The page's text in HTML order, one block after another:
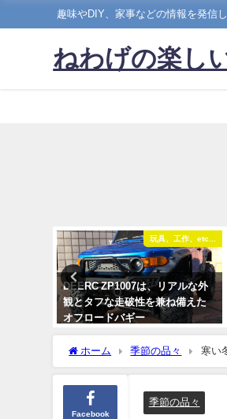
趣味やDIY、家事などの情報を発信
ねわげの楽し
玩具、工作、etc...
DEERC ZP1007は、リアルな外
観とタフな走破性を兼ね備えた
オフロードバギー
ホーム 季節の品々 寒い
Facebook
季節の品々